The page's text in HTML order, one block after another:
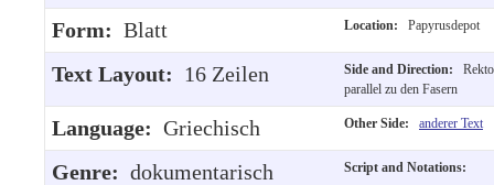
Form: Blatt Location: Papyrusdepot
Text Layout: 16 Zeilen Side and Direction:
parallel zu den Fasern
Language: Griechisch Other Side: anderer Text
Genre: dokumentarisch Script and Notations: